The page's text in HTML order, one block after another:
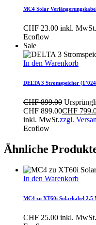
MC4 Solar
CHF 23.00 inkl. MwSt.
Ecoflow
Sale
In den Warenkorb
DELTA 3 Stromspeicher
CHF899.00
CHF 899.00CHF
inkl. MwSt.zzgl.
Ecoflow
Ähnliche
In den Warenkorb
MC4 zu XT60i Solarkabel 2.5
CHF 25.00 inkl. MwSt.